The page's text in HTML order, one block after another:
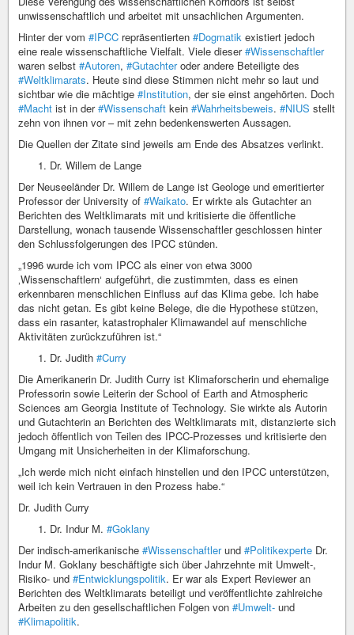
unwissenschaftlich und arbeitet mit unsachlichen Argumenten.
Hinter der vom #IPCC repräsentierten #Dogmatik existiert jedoch
eine reale wissenschaftliche Vielfalt. Viele dieser#Wissenschaftler
waren selbst #Autoren, #Gutachteroder andere Beteiligte des
#Weltklimarats. Heute sind diese Stimmen nicht mehr so laut und
sichtbar wie die mächtige #Institution, der sie einst angehörten. Doch
#Macht ist in der#Wissenschaft kein #Wahrheitsbeweis. #NIUS stellt
zehn von ihnen vor – mit zehn bedenkenswerten Aussagen.
Die Quellen der Zitate sind jeweils am Ende des Absatzes verlinkt.
Dr. Willem de Lange
Der Neuseeländer Dr. Willem de Lange ist Geologe und emeritierter
Professor der University of #Waikato. Er wirkte als Gutachter an
Berichten des Weltklimarats mit und kritisierte die öffentliche
Darstellung, wonach tausende Wissenschaftler geschlossen hinter
den Schlussfolgerungen des IPCC stünden.
„1996 wurde ich vom IPCC als einer von etwa 3000
‚Wissenschaftlern‘ aufgeführt, die zustimmten, dass es einen
erkennbaren menschlichen Einfluss auf das Klima gebe. Ich habe
das nicht getan. Es gibt keine Belege, die die Hypothese stützen,
dass ein rasanter, katastrophaler Klimawandel auf menschliche
Aktivitäten zurückzuführen ist.“
Dr. Judith #Curry
Die Amerikanerin Dr. Judith Curry ist Klimaforscherin und ehemalige
Professorin sowie Leiterin der School of Earth and Atmospheric
Sciences am Georgia Institute of Technology. Sie wirkte als Autorin
und Gutachterin an Berichten des Weltklimarats mit, distanzierte sich
jedoch öffentlich von Teilen des IPCC-Prozesses und kritisierte den
Umgang mit Unsicherheiten in der Klimaforschung.
„Ich werde mich nicht einfach hinstellen und den IPCC unterstützen,
weil ich kein Vertrauen in den Prozess habe.“
Dr. Judith Curry
Dr. Indur M. #Goklany
Der indisch-amerikanische #Wissenschaftlerund #Politikexperte Dr.
Indur M. Goklany beschäftigte sich über Jahrzehnte mit Umwelt-,
Risiko- und #Entwicklungspolitik. Er war als Expert Reviewer an
Berichten des Weltklimarats beteiligt und veröffentlichte zahlreiche
Arbeiten zu den gesellschaftlichen Folgen von #Umwelt- und
#Klimapolitik.